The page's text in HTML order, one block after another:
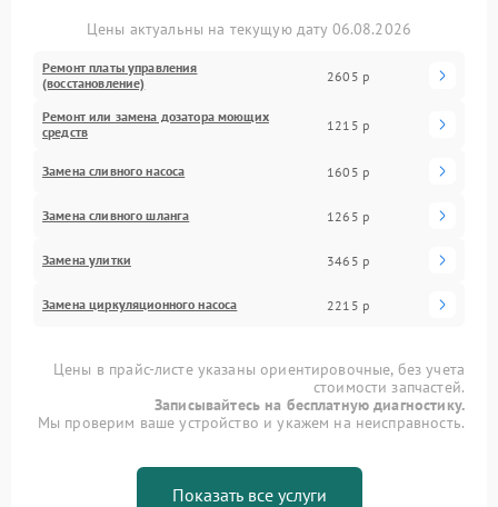
Цены актуальны на текущую дату 06.08.2026
Ремонт платы управления
(восстановление)
2605 р
Ремонт или замена дозатора моющих
средств
1215 р
Замена сливного насоса 1605 р
Замена сливного шланга 1265 р
Замена улитки 3465 р
Замена циркуляционного насоса 2215 р
Цены в прайс-листе указаны ориентировочные, без учета
стоимости запчастей.
Записывайтесь на бесплатную диагностику.
Мы проверим ваше устройство и укажем на неисправность.
Показать все услуги